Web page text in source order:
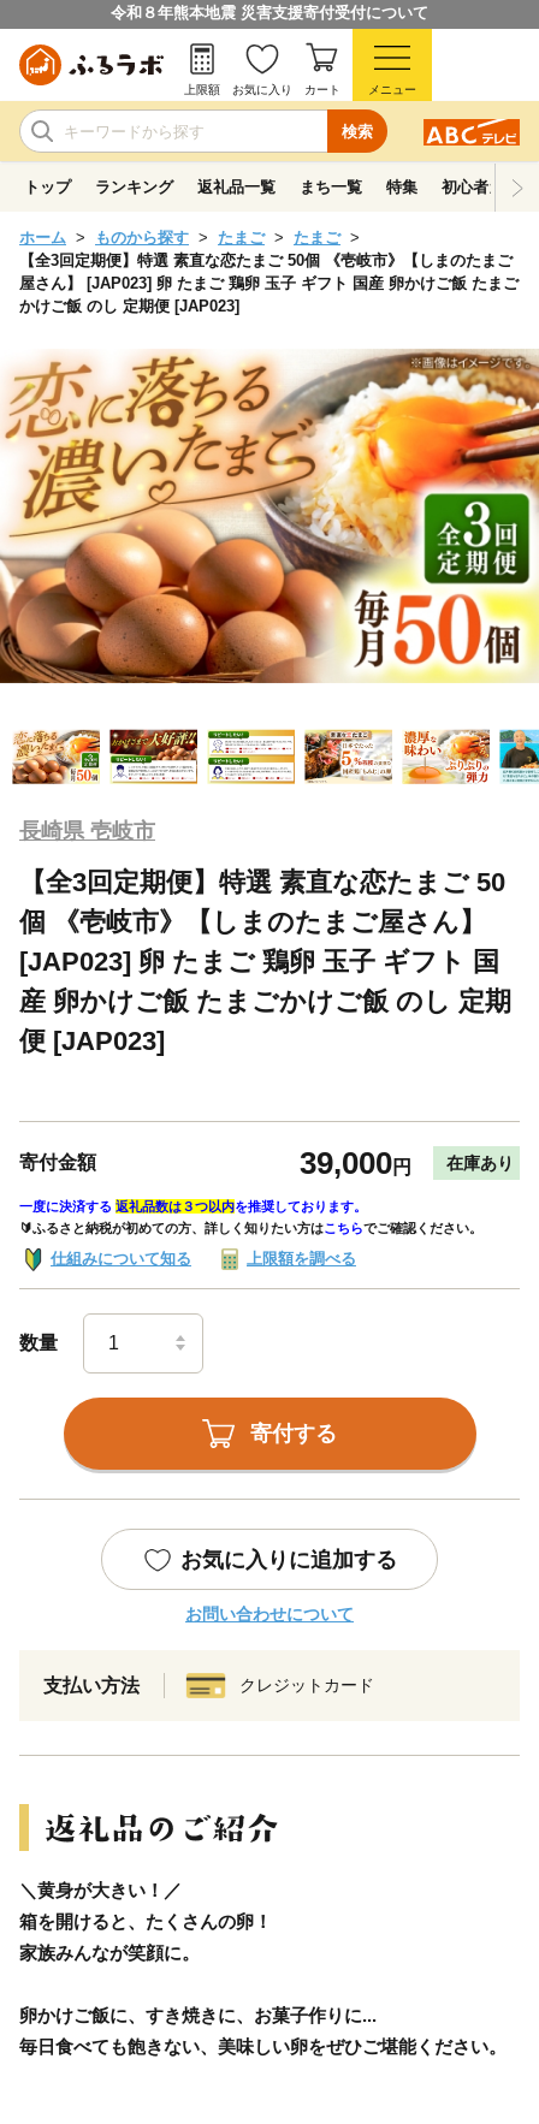
令和８年熊本地震 災害支援寄付受付について
検索
上限額 お気に入り カート メニュー
トップ ランキング 返礼品一覧 まち一覧 特集 初心者ガイド
ホーム ものから探す たまご
たまご
【全3回定期便】特選 素直な恋たまご 50個 《壱岐市》【しまのたまご
屋さん】 [JAP023] 卵 たまご 鶏卵 玉子 ギフト 国産 卵かけご飯 たまご
かけご飯 のし 定期便 [JAP023]
長崎県 壱岐市
【全3回定期便】特選 素直な恋たまご 50
個 《壱岐市》【しまのたまご屋さん】
[JAP023] 卵 たまご 鶏卵 玉子 ギフト 国
産 卵かけご飯 たまごかけご飯 のし 定期
便 [JAP023]
寄付金額 39,000円 在庫あり
一度に決済する 返礼品数は３つ以内を推奨しております。
🔰ふるさと納税が初めての方、詳しく知りたい方はこちらでご確認ください。
仕組みについて知る 上限額を調べる
数量
寄付する
お気に入りに追加する
お問い合わせについて
支払い方法 クレジットカード
＼黄身が大きい！／
箱を開けると、たくさんの卵！
家族みんなが笑顔に。
卵かけご飯に、すき焼きに、お菓子作りに...
毎日食べても飽きない、美味しい卵をぜひご堪能ください。